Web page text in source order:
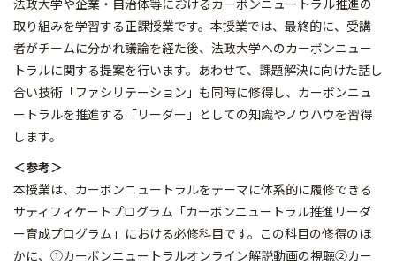
取り組みを学習する正課授業です。本授業では、最終的に、受講
者がチームに分かれ議論を経た後、法政大学へのカーボンニュー
トラルに関する提案を行います。あわせて、課題解決に向けた話し
合い技術「ファシリテーション」も同時に修得し、カーボンニュ
ートラルを推進する「リーダー」としての知識やノウハウを習得
します。
＜参考＞
本授業は、カーボンニュートラルをテーマに体系的に履修できる
サティフィケートプログラム「カーボンニュートラル推進リーダ
ー育成プログラム」における必修科目です。この科目の修得のほ
かに、①カーボンニュートラルオンライン解説動画の視聴②カー